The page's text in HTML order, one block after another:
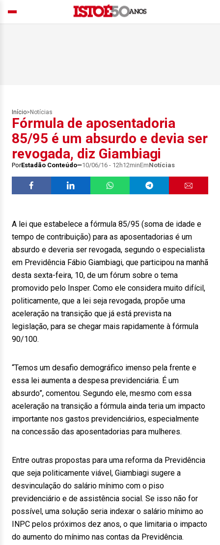
Início> Notícias
Fórmula de aposentadoria
85/95 é um absurdo e devia ser
revogada, diz Giambiagi
PorEstadão Conteúdo 10/06/16 - 12h12minEmNotícias
A lei que estabelece a fórmula 85/95 (soma de idade e
tempo de contribuição) para as aposentadorias é um
absurdo e deveria ser revogada, segundo o especialista
em Previdência Fábio Giambiagi, que participou na manhã
desta sexta-feira, 10, de um fórum sobre o tema
promovido pelo Insper. Como ele considera muito difícil,
politicamente, que a lei seja revogada, propõe uma
aceleração na transição que já está prevista na
legislação, para se chegar mais rapidamente à fórmula
90/100.
“Temos um desafio demográfico imenso pela frente e
essa lei aumenta a despesa previdenciária. É um
absurdo”, comentou. Segundo ele, mesmo com essa
aceleração na transição a fórmula ainda teria um impacto
importante nos gastos previdenciários, especialmente
na concessão das aposentadorias para mulheres.
Entre outras propostas para uma reforma da Previdência
que seja politicamente viável, Giambiagi sugere a
desvinculação do salário mínimo com o piso
previdenciário e de assistência social. Se isso não for
possível, uma solução seria indexar o salário mínimo ao
INPC pelos próximos dez anos, o que limitaria o impacto
do aumento do mínimo nas contas da Previdência.